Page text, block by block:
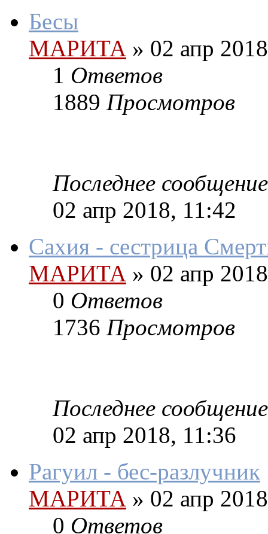
Бесы
МАРИТА » 02 апр
1 Ответов
1889 Просмотров
Последнее сообщение
02 апр 2018, 11:42
Сахия - сестрица
МАРИТА » 02 апр
0 Ответов
1736 Просмотров
Последнее сообщение
02 апр 2018, 11:36
Рагуил - бес-разлучник
МАРИТА » 02 апр
0 Ответов